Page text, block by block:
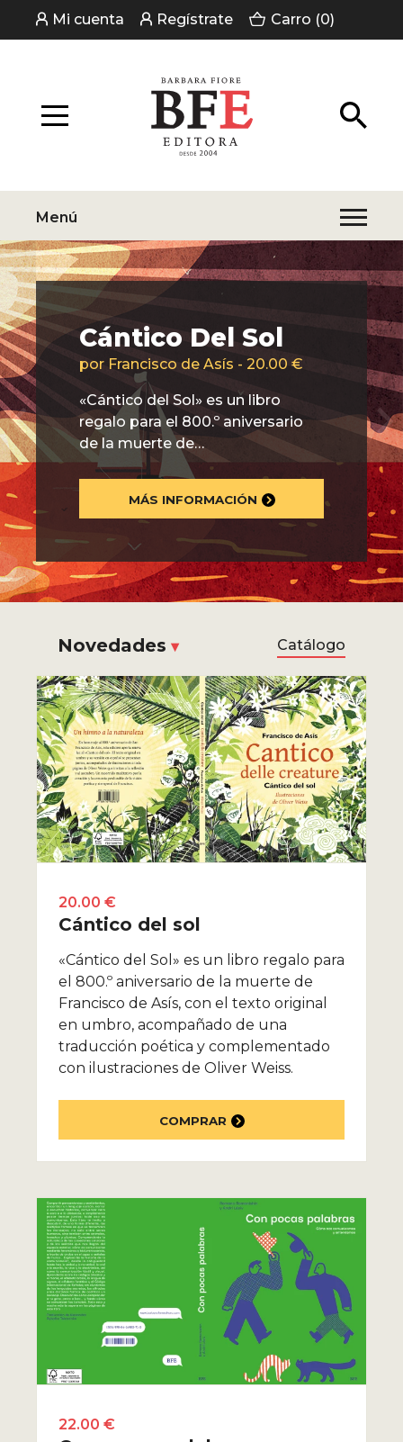
Mi cuenta Regístrate Carro (0)
Menú
Cántico Del Sol
por Francisco de Asís - 20.00 €
«Cántico del Sol» es un libro
regalo para el 800.º aniversario
de la muerte de…
MÁS INFORMACIÓN
Novedades Catálogo
20.00 €
Cántico del sol
«Cántico del Sol» es un libro regalo para
el 800.º aniversario de la muerte de
Francisco de Asís, con el texto original
en umbro, acompañado de una
traducción poética y complementado
con ilustraciones de Oliver Weiss.
COMPRAR
22.00 €